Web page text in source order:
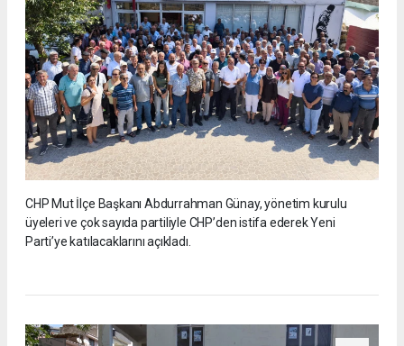
CHP Mut İlçe Başkanı Abdurrahman Günay, yönetim kurulu
üyeleri ve çok sayıda partiliyle CHP’den istifa ederek Yeni
Parti’ye katılacaklarını açıkladı.